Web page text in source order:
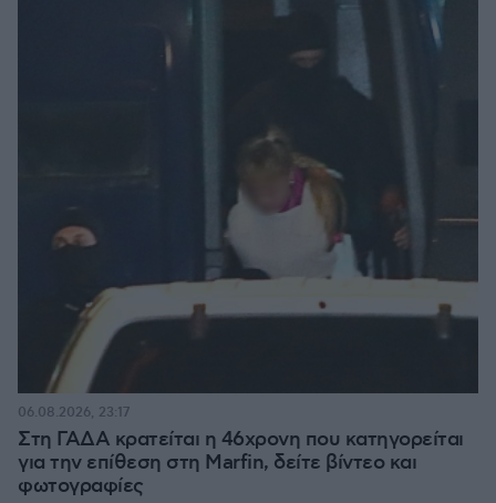
Στη ΓΑΔΑ κρατείται η 46χρονη που κατηγορείται
για την επίθεση στη Marfin, δείτε βίντεο και
φωτογραφίες
06.08.2026, 23:17